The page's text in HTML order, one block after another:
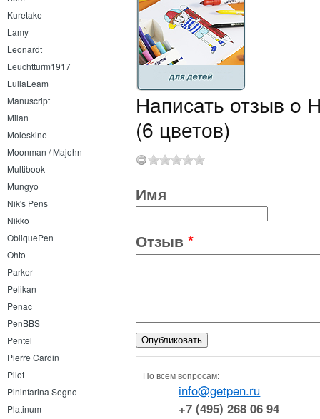
Kuretake
Lamy
Leonardt
Leuchtturm1917
LullaLeam
Manuscript
Milan
Moleskine
Moonman / Majohn
Multibook
Mungyo
Nik's Pens
Nikko
ObliquePen
Ohto
Parker
Pelikan
Penac
PenBBS
Pentel
Pierre Cardin
Pilot
Pininfarina Segno
Platinum
Написать отзыв o
(6 цветов)
Имя
Отзыв *
По всем вопросам:
info@getpen.ru
+7 (495) 268 06 94